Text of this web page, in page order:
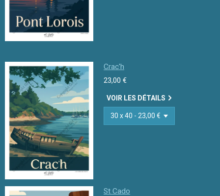
Crac'h
23,00 €
VOIR LES DÉTAILS
St Cado